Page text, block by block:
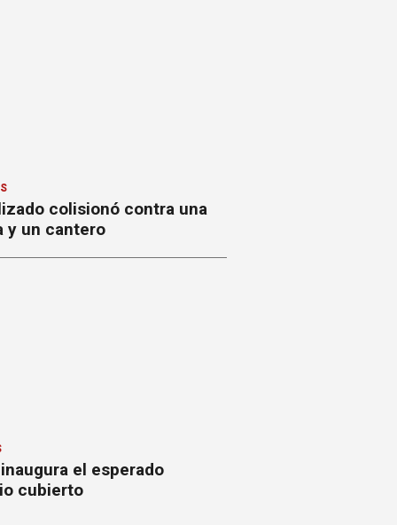
colisionó contra una
y un cantero
el esperado
cubierto